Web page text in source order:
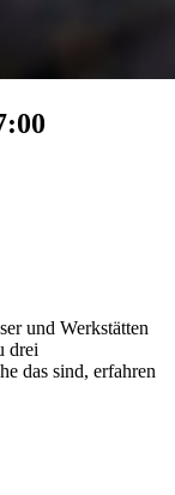
und Werkstätten
drei
das sind, erfahren